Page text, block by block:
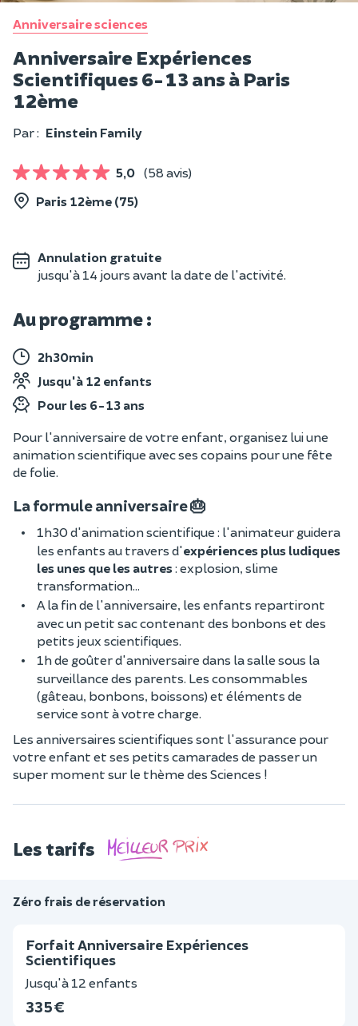
Anniversaire sciences
Anniversaire Expériences
Scientifiques 6-13 ans à Paris
12ème
Par : Einstein Family
5,0 (58 avis)
Paris 12ème (75)
Annulation gratuite
jusqu'à 14 jours avant la date de l'activité.
Au programme :
2h30min
Jusqu'à 12 enfants
Pour les 6-13 ans
Pour l'anniversaire de votre enfant, organisez lui une
animation scientifique avec ses copains pour une fête
de folie.
La formule anniversaire 🎂
1h30 d'animation scientifique : l'animateur guidera
les enfants au travers d'expériences plus ludiques
les unes que les autres: explosion, slime
transformation...
A la fin de l'anniversaire, les enfants repartiront
avec un petit sac contenant des bonbons et des
petits jeux scientifiques.
1h de goûter d'anniversaire dans la salle sous la
surveillance des parents. Les consommables
(gâteau, bonbons, boissons) et éléments de
service sont à votre charge.
Les anniversaires scientifiques sont l'assurance pour
votre enfant et ses petits camarades de passer un
super moment sur le thème des Sciences !
Les tarifs
Zéro frais de réservation
Forfait Anniversaire Expériences
Scientifiques
Jusqu'à 12 enfants
335 €